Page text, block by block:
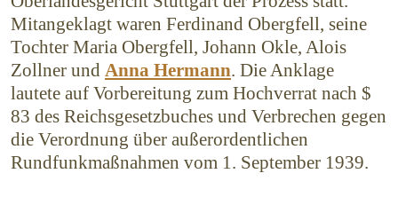
Mitangeklagt waren Ferdinand Obergfell, seine
Tochter Maria Obergfell, Johann Okle, Alois
Zollner und Anna Hermann. Die Anklage
lautete auf Vorbereitung zum Hochverrat nach $
83 des Reichsgesetzbuches und Verbrechen gegen
die Verordnung über außer­ordentlichen
Rundfunkmaßnahmen vom 1. September 1939.